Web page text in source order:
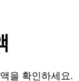
을 확인하세요.